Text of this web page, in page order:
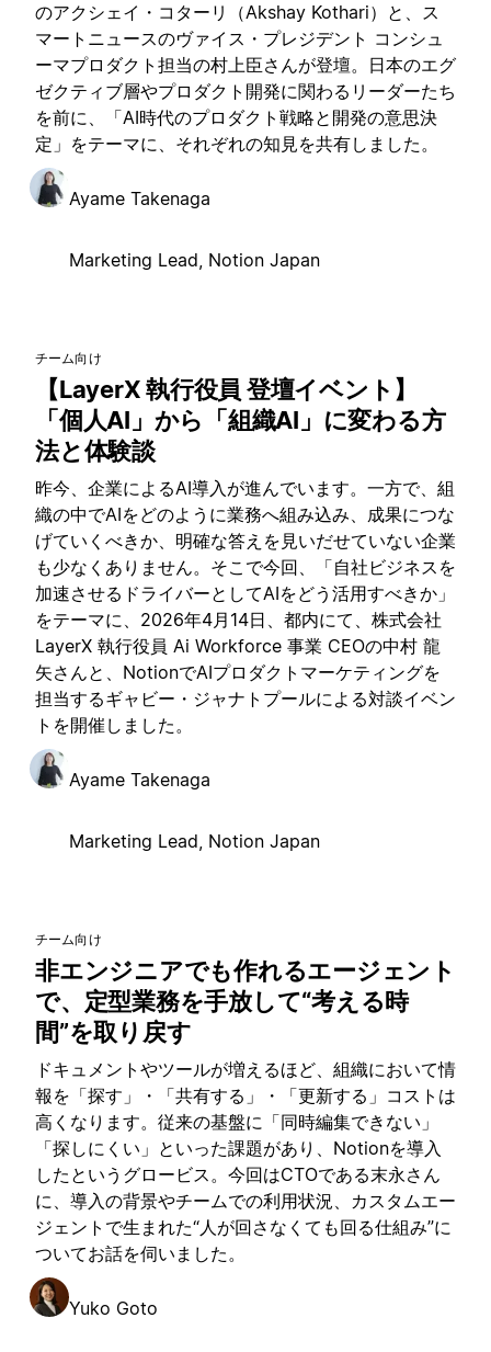
のアクシェイ・コターリ（Akshay Kothari）と、ス
マートニュースのヴァイス・プレジデント コンシュ
ーマプロダクト担当の村上臣さんが登壇。日本のエグ
ゼクティブ層やプロダクト開発に関わるリーダーたち
を前に、「AI時代のプロダクト戦略と開発の意思決
定」をテーマに、それぞれの知見を共有しました。
Ayame Takenaga
Marketing Lead, Notion Japan
チーム向け
【LayerX 執行役員 登壇イベント】
「個人AI」から「組織AI」に変わる方
法と体験談
昨今、企業によるAI導入が進んでいます。一方で、組
織の中でAIをどのように業務へ組み込み、成果につな
げていくべきか、明確な答えを見いだせていない企業
も少なくありません。そこで今回、「自社ビジネスを
加速させるドライバーとしてAIをどう活用すべきか」
をテーマに、2026年4月14日、都内にて、株式会社
LayerX 執行役員 Ai Workforce 事業 CEOの中村 龍
矢さんと、NotionでAIプロダクトマーケティングを
担当するギャビー・ジャナトプールによる対談イベン
トを開催しました。
Ayame Takenaga
Marketing Lead, Notion Japan
チーム向け
非エンジニアでも作れるエージェント
で、定型業務を手放して“考える時
間”を取り戻す
ドキュメントやツールが増えるほど、組織において情
報を「探す」・「共有する」・「更新する」コストは
高くなります。従来の基盤に「同時編集できない」
「探しにくい」といった課題があり、Notionを導入
したというグロービス。今回はCTOである末永さん
に、導入の背景やチームでの利用状況、カスタムエー
ジェントで生まれた“人が回さなくても回る仕組み”に
ついてお話を伺いました。
Yuko Goto